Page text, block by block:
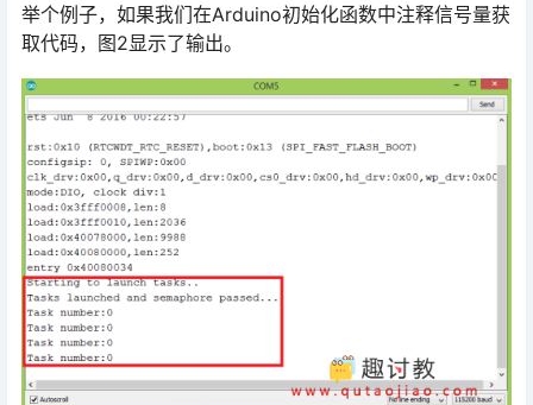
举个例子，如果我们在Arduino初始化函数中注释信号量获
取代码，图2显示了输出。